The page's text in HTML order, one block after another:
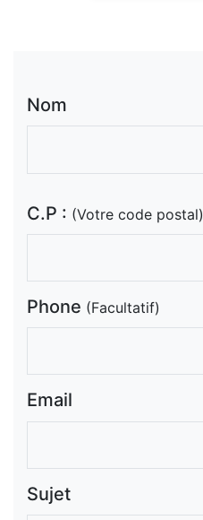
Nom
C.P : (Votre code postal)
Phone (Facultatif)
Email
Sujet